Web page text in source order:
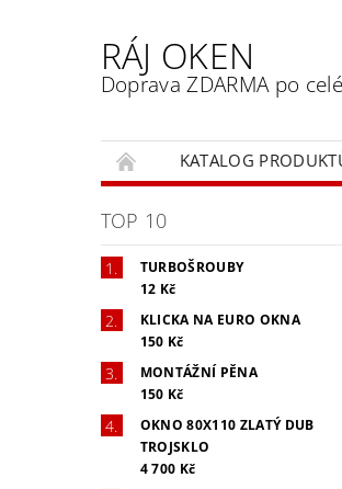
RÁJ OKEN
Doprava ZDARMA po
KATALOG
TOP 10
TURBOŠROUBY
12 Kč
KLICKA NA EURO OKNA
150 Kč
MONTÁŽNÍ PĚNA
150 Kč
OKNO 80X110 ZLATÝ DUB
TROJSKLO
4 700 Kč